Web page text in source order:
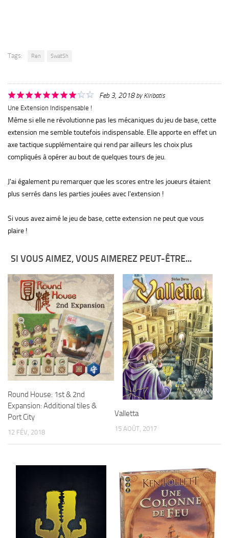
Tags: Ren SwatSh
Feb 3, 2018by Kiribatis
Une Extension Indispensable !
Même si elle ne révolutionne pas les mécaniques du jeu de base, cette
extension me semble toutefois indispensable. Elle apporte en effet un
axe tactique supplémentaire qui rend par ailleurs les choix plus
compliqués à opérer au bout de quelques tours de jeu.
J'ai également pu remarquer que les scores entre les joueurs étaient
plus serrés dans les parties jouées avec l'extension !
Si vous avez aimé le jeu de base, cette extension ne peut que vous
plaire !
SI VOUS AIMEZ, VOUS AIMEREZ PEUT-ÊTRE...
Round House: 1st & 2nd
Expansion: Additional tiles &
Port City
12 FÉV, 2018
Valletta
15 AOÛT, 2017